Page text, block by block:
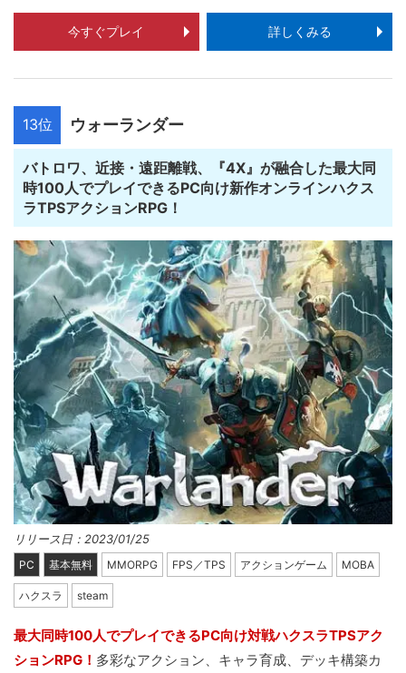
今すぐプレイ 詳しくみる
13位 ウォーランダー
バトロワ、近接・遠距離戦、『4X』が融合した最大同
時100人でプレイできるPC向け新作オンラインハクス
ラTPSアクションRPG！
リリース日：2023/01/25
PC 基本無料 MMORPG FPS／TPS アクションゲーム MOBA
ハクスラ steam
最大同時100人でプレイできるPC向け対戦ハクスラTPSアク
ションRPG！ 多彩なアクション、キャラ育成、デッキ構築カ